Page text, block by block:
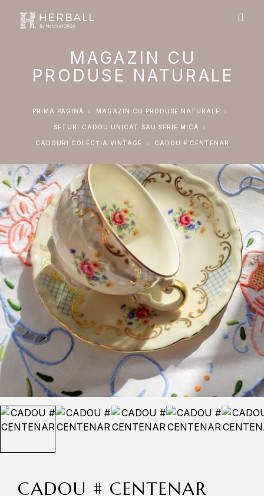
MAGAZIN CU
PRODUSE NATURALE
PRIMA PAGINĂ MAGAZIN CU PRODUSE NATURALE
SETURI CADOU UNICAT SAU SERIE MICĂ
CADOURI COLECȚIA VINTAGE CADOU # CENTENAR
CADOU # CENTENAR